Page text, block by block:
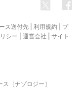
ス送付先 利用規約
プ
シー 運営会社
サイト
［ナゾロジー］